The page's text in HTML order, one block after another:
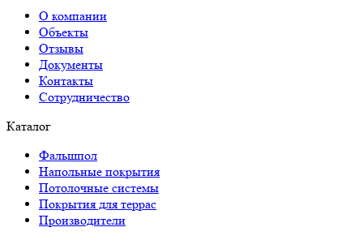
О компании
Объекты
Отзывы
Документы
Контакты
Сотрудничество
Каталог
Фальшпол
Напольные покрытия
Потолочные системы
Покрытия для террас
Производители